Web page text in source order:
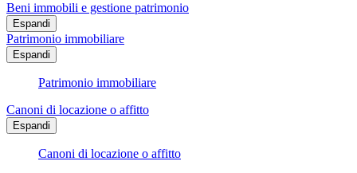
Beni immobili e gestione patrimonio
Espandi
Patrimonio immobiliare
Espandi
Patrimonio immobiliare
Canoni di locazione o affitto
Espandi
Canoni di locazione o affitto